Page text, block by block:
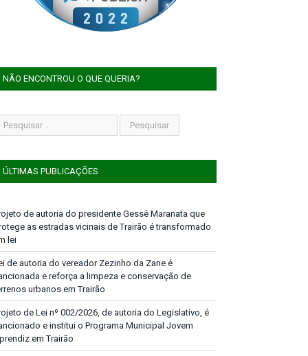
NÃO ENCONTROU O QUE QUERIA?
ÚLTIMAS PUBLICAÇÕES
de autoria do presidente Gessé Maranata que
as estradas vicinais de Trairão é transformado
lei
de autoria do vereador Zezinho da Zane é
e reforça a limpeza e conservação de
urbanos em Trairão
de Lei nº 002/2026, de autoria do Legislativo, é
e institui o Programa Municipal Jovem
em Trairão